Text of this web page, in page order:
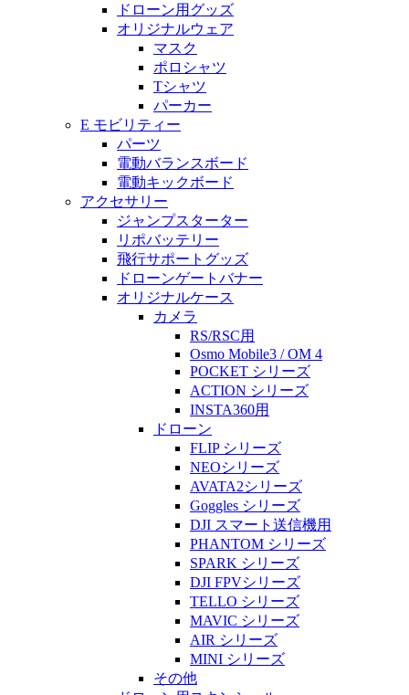
ドローン用グッズ
オリジナルウェア
マスク
ポロシャツ
Tシャツ
パーカー
E モビリティー
パーツ
電動バランスボード
電動キックボード
アクセサリー
ジャンプスターター
リポバッテリー
飛行サポートグッズ
ドローンゲートバナー
オリジナルケース
カメラ
RS/RSC用
Osmo Mobile3 / OM 4
POCKET シリーズ
ACTION シリーズ
INSTA360用
ドローン
FLIP シリーズ
NEOシリーズ
AVATA2シリーズ
Goggles シリーズ
DJI スマート送信機用
PHANTOM シリーズ
SPARK シリーズ
DJI FPVシリーズ
TELLO シリーズ
MAVIC シリーズ
AIR シリーズ
MINI シリーズ
その他